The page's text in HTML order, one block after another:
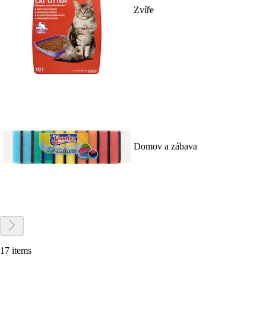
Zvíře
Domov a zábava
17 items